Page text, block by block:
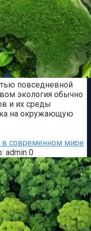
повседневной
экология обычно
и их среды
на окружающую
в современном мире
admin 0